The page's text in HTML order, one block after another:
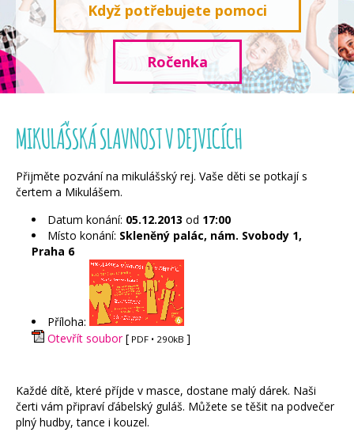
Když potřebujete pomoci
Ročenka
MIKULÁŠSKÁ SLAVNOST V DEJVICÍCH
Přijměte pozvání na mikulášský rej. Vaše děti se potkají s
čertem a Mikulášem.
Datum konání: 05.12.2013 od 17:00
Místo konání: Skleněný palác, nám. Svobody 1,
Praha 6
Příloha:
Otevřít soubor[ PDF • 290kB ]
Každé dítě, které příjde v masce, dostane malý dárek. Naši
čerti vám připraví ďábelský guláš. Můžete se těšit na podvečer
plný hudby, tance i kouzel.